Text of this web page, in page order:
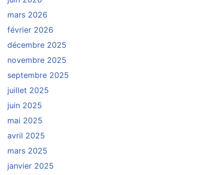
mars 2026
février 2026
décembre 2025
novembre 2025
septembre 2025
juillet 2025
juin 2025
mai 2025
avril 2025
mars 2025
janvier 2025